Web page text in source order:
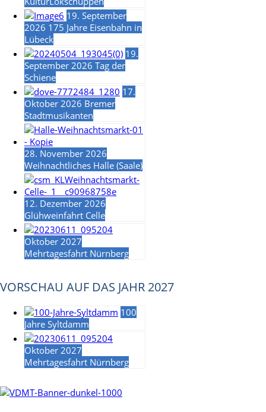
19. September
2026 175 Jahre Eisenbahn in
Lübeck
19.
September 2026 Tag der
Schiene
17.
Oktober 2026 Bremer
Stadtmusikanten
28. November 2026
Weihnachtliches Halle (Saale)
12. Dezember 2026
Glühweinfahrt Celle
Oktober 2027
Mehrtagesfahrt Nürnberg
VORSCHAU AUF DAS JAHR 2027
100
Jahre Syltdamm
Oktober 2027
Mehrtagesfahrt Nürnberg